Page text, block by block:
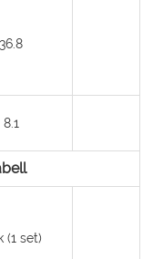
36.8
8.1
(1 set)